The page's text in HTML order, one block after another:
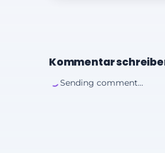
Kommentar
Sending comment...